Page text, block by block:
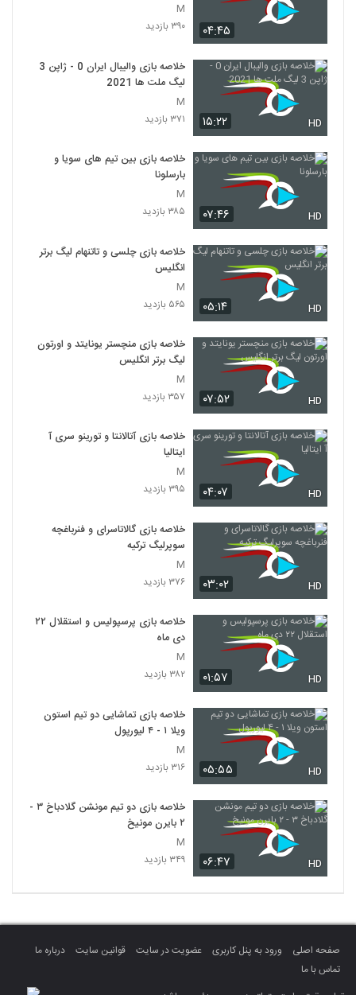
۰۴:۴۵
M
۳۹۰ بازدید
۱۵:۲۲ HD
خلاصه بازی والیبال ایران 0 - ژاپن 3
لیگ ملت ها 2021
M
۳۷۱ بازدید
۰۷:۴۶ HD
خلاصه بازی بین تیم های سویا و
بارسلونا
M
۳۸۵ بازدید
۰۵:۱۴ HD
خلاصه بازی چلسی و تاتنهام لیگ برتر
انگلیس
M
۵۶۵ بازدید
۰۷:۵۲ HD
خلاصه بازی منچستر یونایتد و اورتون
لیگ برتر انگلیس
M
۳۵۷ بازدید
۰۴:۰۷ HD
خلاصه بازی آتالانتا و تورینو سری آ
ایتالیا
M
۳۹۵ بازدید
۰۳:۰۲ HD
خلاصه بازی گالاتاسرای و فنرباغچه
سوپرلیگ ترکیه
M
۳۷۶ بازدید
۰۱:۵۷ HD
خلاصه بازی پرسپولیس و استقلال ۲۲
دی ماه
M
۳۸۲ بازدید
۰۵:۵۵ HD
خلاصه بازی تماشایی دو تیم استون
ویلا ۱ - ۴ لیورپول
M
۳۱۶ بازدید
۰۶:۴۷ HD
خلاصه بازی دو تیم مونشن گلادباخ ۳ -
۲ بایرن مونیخ
M
۳۴۹ بازدید
صفحه اصلی ورود به پنل کاربری عضویت در سایت قوانین سایت
درباره ما
تماس با ما